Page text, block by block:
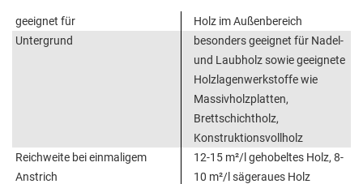
geeignet für
Holz im Außenbereich
Untergrund
besonders geeignet für Nadel-
und Laubholz sowie geeignete
Holzlagenwerkstoffe wie
Massivholzplatten,
Brettschichtholz,
Konstruktionsvollholz
Reichweite bei einmaligem
Anstrich
12-15 m²/l gehobeltes Holz, 8-
10 m²/l sägeraues Holz